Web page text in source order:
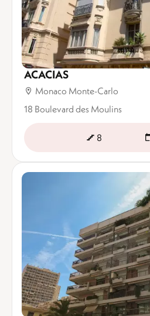
ACACIAS
Monaco Monte-Carlo
18 Boulevard des Moulins
8